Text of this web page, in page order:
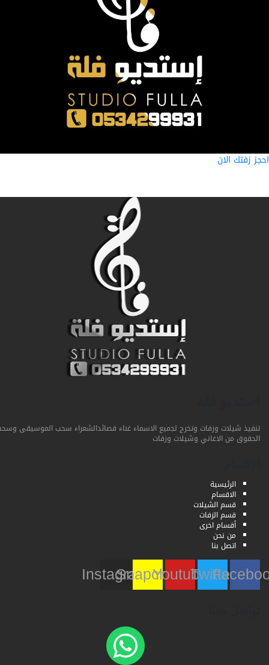
زفتك الان
تنفيذ شيلات وزفات وتخرج لجميع الاسماء غناء قصائدالشعراء سحب الموسيقى وسحب
الحقوق من الاغاني وشيلات وزفات
الرئيسية
الاقسام
قسم الشيلات
قسم الزفات
أقسام اخرى
من نحن
اتصل بنا
Twitter
Youtube
Snapchat
Instagram